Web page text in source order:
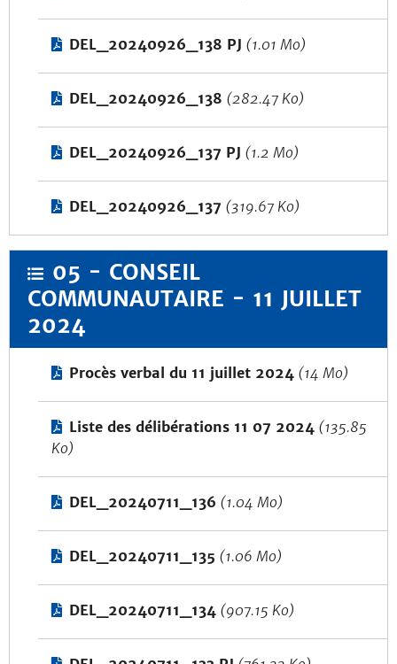
DEL_20240926_138 PJ (1.01 Mo)
DEL_20240926_138 (282.47 Ko)
DEL_20240926_137 PJ (1.2 Mo)
DEL_20240926_137 (319.67 Ko)
05 - CONSEIL
COMMUNAUTAIRE - 11 JUILLET
2024
Procès verbal du 11 juillet 2024 (14 Mo)
Liste des délibérations 11 07 2024 (135.85
Ko)
DEL_20240711_136 (1.04 Mo)
DEL_20240711_135 (1.06 Mo)
DEL_20240711_134 (907.15 Ko)